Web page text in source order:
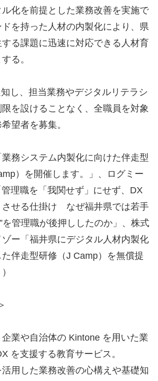
化を前提とした業務改善を実施で
ドを持った人材の内製化により、県
る課題に迅速に対応できる人材育
る。
し、担当業務やデジタルリテラシ
を設けることなく、全職員を対象
望者を募集。
業務システム内製化に向けた伴走型
）を開催します。」、ログミー
理職を「我関せず」にせず、DX
させる仕掛け なぜ福井県では若手
を管理職が後押ししたのか」、株式
ー「福井県にデジタル人材内製化
た伴走型研修（J Camp）を無償提
企業や自治体の Kintone を用いた業
を支援する教育サービス。
用した業務改善の心構えや基礎知